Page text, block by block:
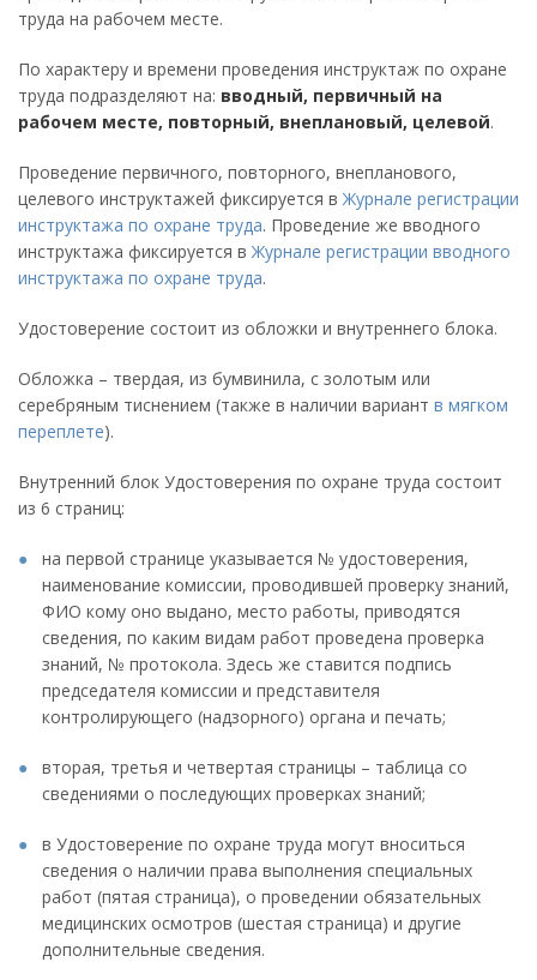
труда на рабочем месте.
По характеру и времени проведения инструктаж по охране
труда подразделяют на: вводный, первичный на
рабочем месте, повторный, внеплановый, целевой.
Проведение первичного, повторного, внепланового,
целевого инструктажей фиксируется вЖурнале регистрации
инструктажа по охране труда. Проведение же вводного
инструктажа фиксируется вЖурнале регистрации вводного
инструктажа по охране труда.
Удостоверение состоит из обложки и внутреннего блока.
Обложка – твердая, из бумвинила, с золотым или
серебряным тиснением (также в наличии вариант в мягком
переплете).
Внутренний блок Удостоверения по охране труда состоит
из 6 страниц:
на первой странице указывается № удостоверения,
наименование комиссии, проводившей проверку знаний,
ФИО кому оно выдано, место работы, приводятся
сведения, по каким видам работ проведена проверка
знаний, № протокола. Здесь же ставится подпись
председателя комиссии и представителя
контролирующего (надзорного) органа и печать;
вторая, третья и четвертая страницы – таблица со
сведениями о последующих проверках знаний;
в Удостоверение по охране труда могут вноситься
сведения о наличии права выполнения специальных
работ (пятая страница), о проведении обязательных
медицинских осмотров (шестая страница) и другие
дополнительные сведения.